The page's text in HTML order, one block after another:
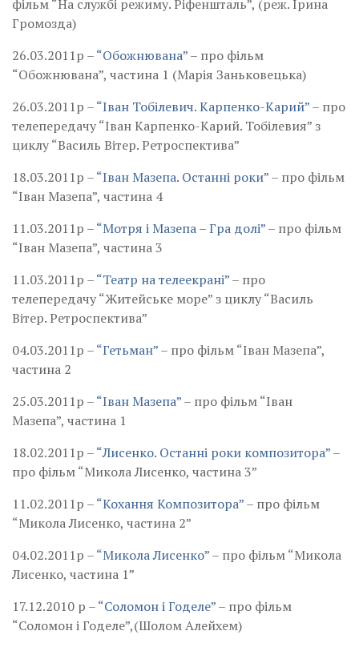
фільм “На службі режиму. Ріфеншталь”, (реж. Ірина
Громозда)
26.03.2011р –“Обожнювана”– про фільм
“Обожнювана”, частина 1 (Марія Заньковецька)
26.03.2011р –“Іван Тобілевич. Карпенко-Карий”– про
телепередачу “Іван Карпенко-Карий. Тобілевия” з
циклу “Василь Вітер. Ретроспектива”
18.03.2011р –“Іван Мазепа. Останні роки”– про фільм
“Іван Мазепа”, частина 4
11.03.2011р –“Мотря і Мазепа – Гра долі”– про фільм
“Іван Мазепа”, частина 3
11.03.2011р –“Театр на телеекрані”– про
телепередачу “Житейське море” з циклу “Василь
Вітер. Ретроспектива”
04.03.2011р –“Гетьман”– про фільм “Іван Мазепа”,
частина 2
25.03.2011р –“Іван Мазепа”– про фільм “Іван
Мазепа”, частина 1
18.02.2011р –“Лисенко. Останні роки композитора”–
про фільм “Микола Лисенко, частина 3”
11.02.2011р –“Кохання Композитора”– про фільм
“Микола Лисенко, частина 2”
04.02.2011р –“Микола Лисенко”– про фільм “Микола
Лисенко, частина 1”
17.12.2010 р –“Соломон і Годеле”– про фільм
“Соломон і Годеле”,(Шолом Алейхем)